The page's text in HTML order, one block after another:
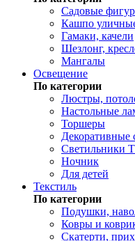
Садовые
Кашпо
Гамаки, качели
Шезлонг,
Мангалы
Освещение
По категории
Люстры,
Настольные
Торшеры
Декоративные
Светильники
Ночник
Для детей
Текстиль
По категории
Подушки,
Ковры и
Скатерти,